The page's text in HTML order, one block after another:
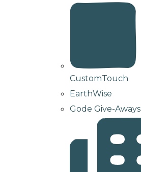
CustomTouch
EarthWise
Gode Give-Aways